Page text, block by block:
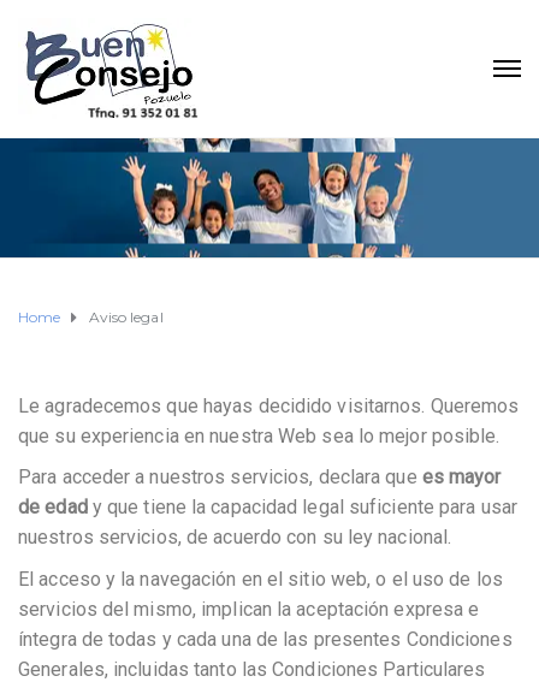
Home Aviso legal
Le agradecemos que hayas decidido visitarnos. Queremos
que su experiencia en nuestra Web sea lo mejor posible.
Para acceder a nuestros servicios, declara que es mayor
de edad y que tiene la capacidad legal suficiente para usar
nuestros servicios, de acuerdo con su ley nacional.
El acceso y la navegación en el sitio web, o el uso de los
servicios del mismo, implican la aceptación expresa e
íntegra de todas y cada una de las presentes Condiciones
Generales, incluidas tanto las Condiciones Particulares